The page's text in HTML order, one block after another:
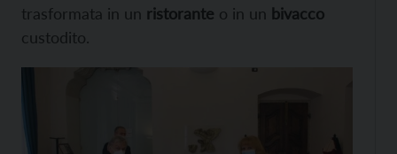
trasformata in un ristorante o in un bivacco
custodito.